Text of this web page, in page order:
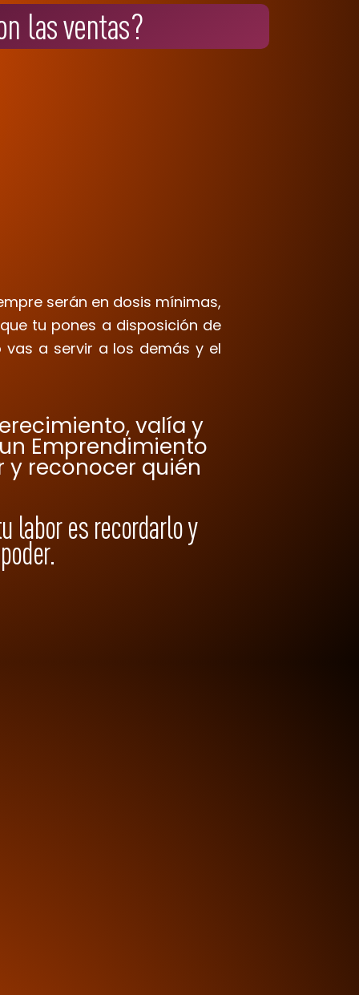
las ventas?
serán en dosis mínimas,
tu pones a disposición de
a servir a los demás y el
valía y
Emprendimiento
y reconocer quién
labor es recordarlo y